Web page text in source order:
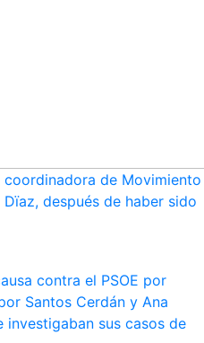
de Movimiento
después de haber sido
contra el PSOE por
Santos Cerdán y Ana
investigaban sus casos de